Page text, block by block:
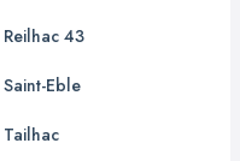
Reilhac 43
Saint-Eble
Tailhac